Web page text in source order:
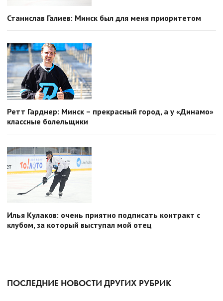
Станислав Галиев: Минск был для меня приоритетом
Ретт Гарднер: Минск – прекрасный город, а у «Динамо»
классные болельщики
Илья Кулаков: очень приятно подписать контракт с
клубом, за который выступал мой отец
ПОСЛЕДНИЕ НОВОСТИ ДРУГИХ РУБРИК